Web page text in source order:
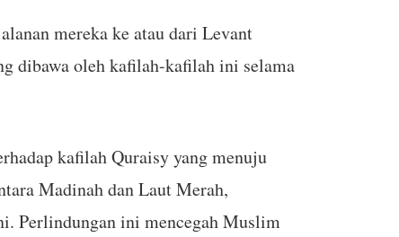
mereka ke atau dari Levant
dibawa oleh kafilah-kafilah ini selama
kafilah Quraisy yang menuju
Madinah dan Laut Merah,
Perlindungan ini mencegah Muslim